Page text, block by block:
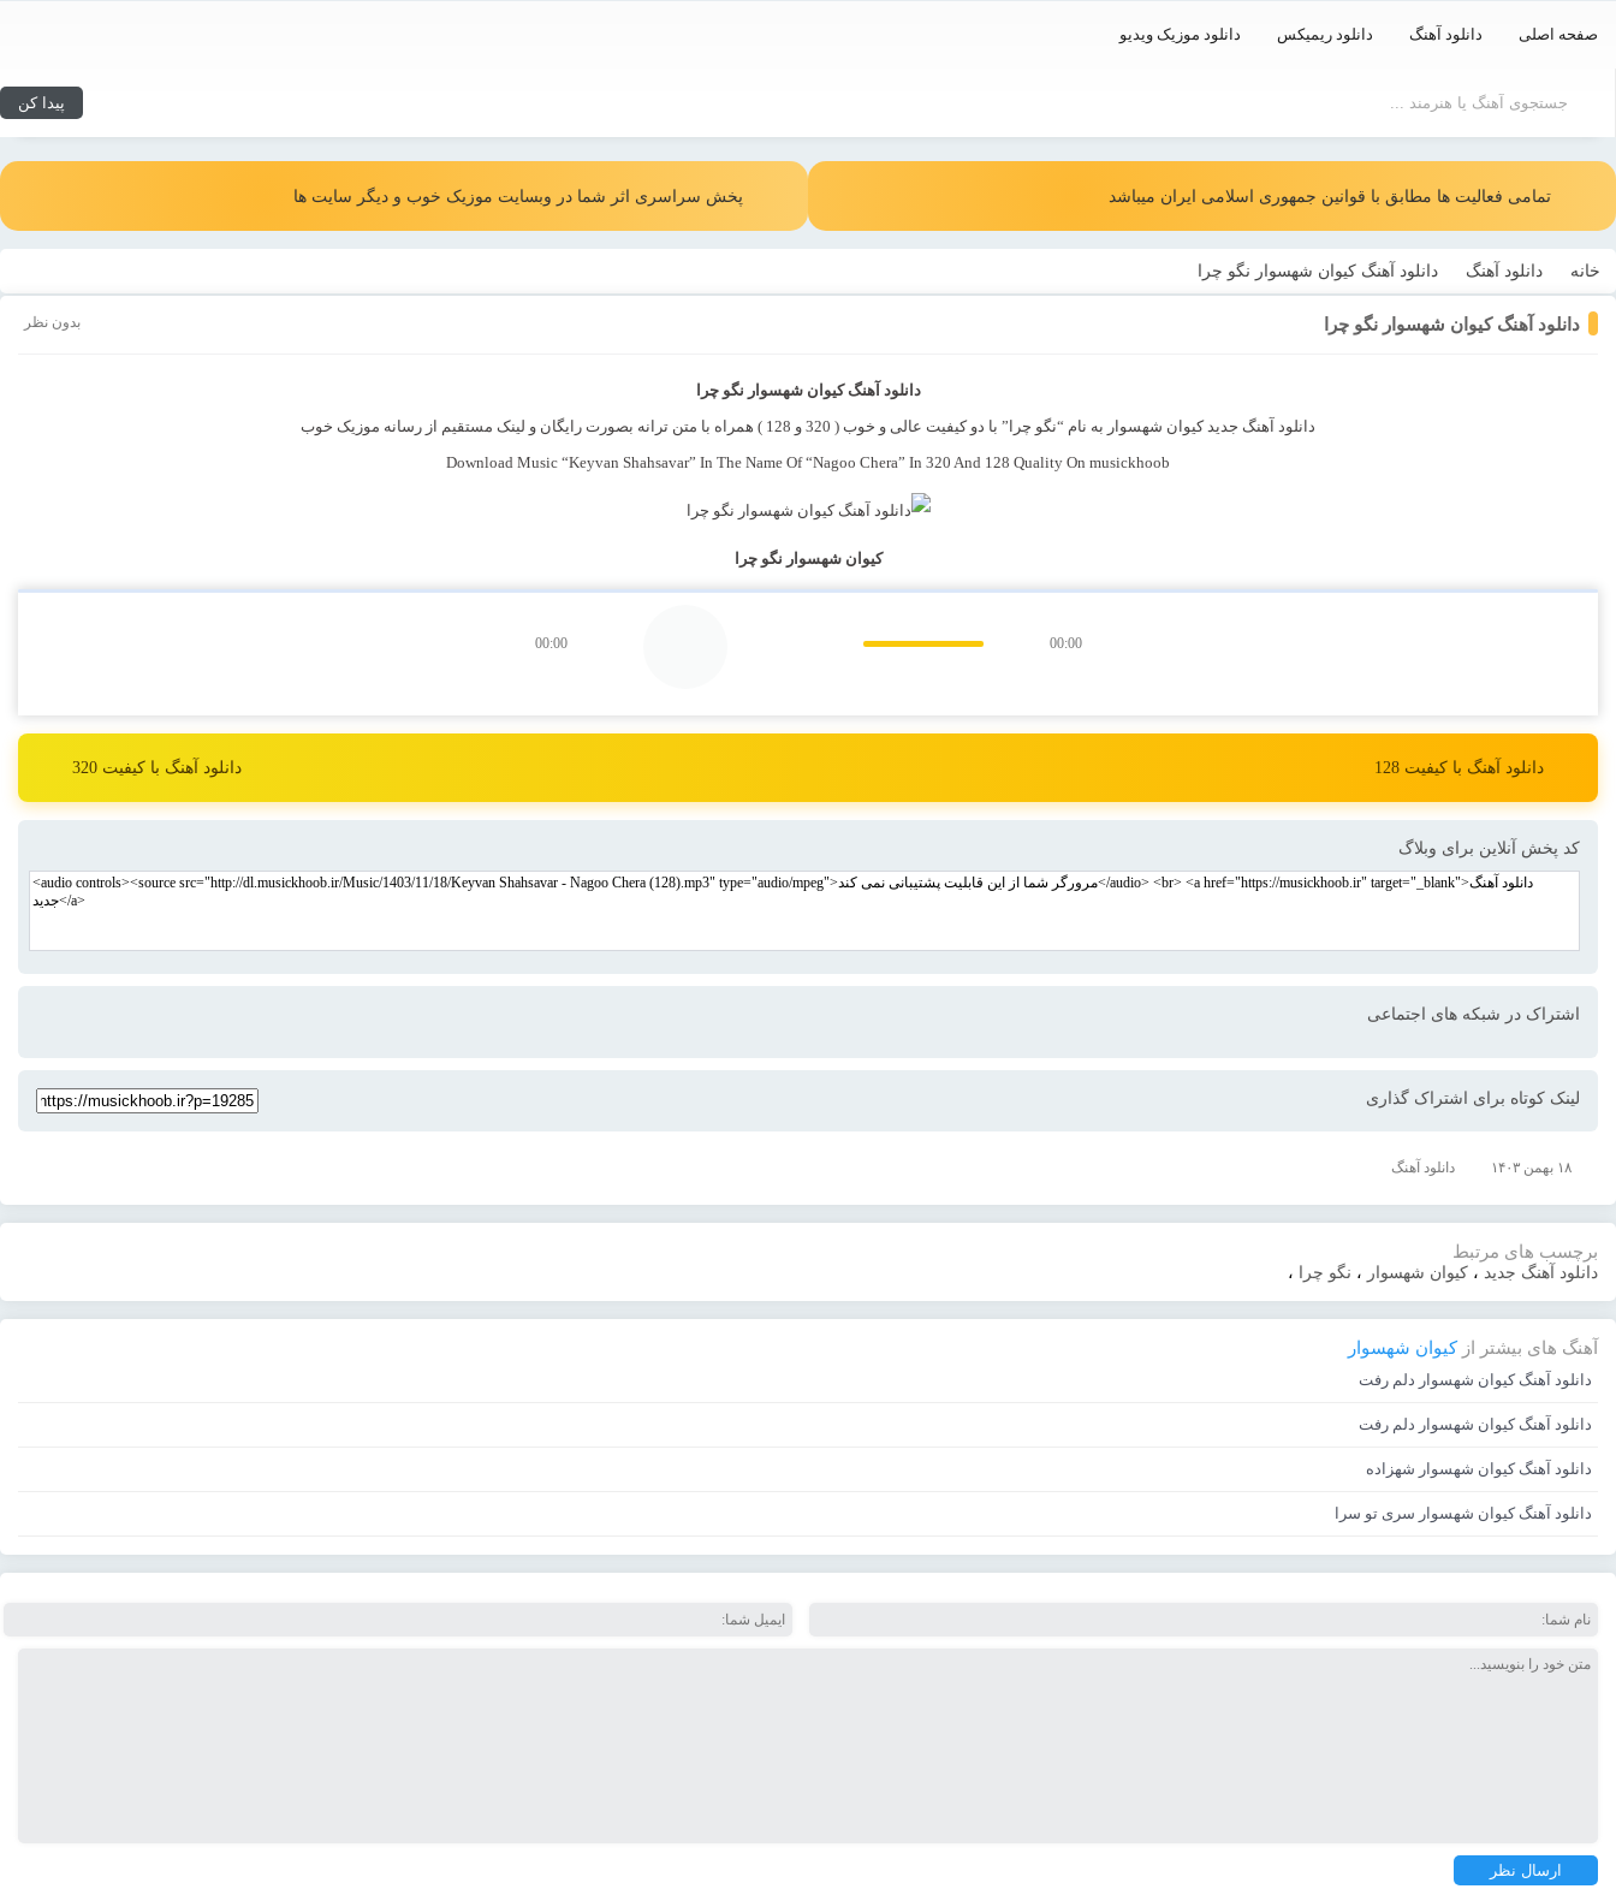
صفحه اصلی دانلود آهنگ دانلود ریمیکس دانلود موزیک ویدیو
تمامی فعالیت ها مطابق با قوانین جمهوری اسلامی ایران میباشد پخش سراسری اثر شما در وبسایت موزیک خوب و دیگر سایت ها
خانه دانلود آهنگ دانلود آهنگ کیوان شهسوار نگو چرا
دانلود آهنگ کیوان شهسوار نگو چرا بدون نظر
دانلود آهنگ کیوان شهسوار نگو چرا
دانلود آهنگ جدید کیوان شهسوار به نام “نگو چرا” با دو کیفیت عالی و خوب ( 320 و 128 ) همراه با متن ترانه بصورت رایگان و لینک مستقیم از رسانه موزیک خوب
Download Music “Keyvan Shahsavar” In The Name Of “Nagoo Chera” In 320 And 128 Quality On musickhoob
کیوان شهسوار نگو چرا
00:00 00:00
دانلود آهنگ با کیفیت 128 دانلود آهنگ با کیفیت 320
کد پخش آنلاین برای وبلاگ
اشتراک در شبکه های اجتماعی
لینک کوتاه برای اشتراک گذاری
۱۸ بهمن ۱۴۰۳ دانلود آهنگ
برچسب های مرتبط
دانلود آهنگ جدید ، کیوان شهسوار ، نگو چرا ،
آهنگ های بیشتر ازکیوان شهسوار
دانلود آهنگ کیوان شهسوار دلم رفت
دانلود آهنگ کیوان شهسوار دلم رفت
دانلود آهنگ کیوان شهسوار شهزاده
دانلود آهنگ کیوان شهسوار سری تو سرا